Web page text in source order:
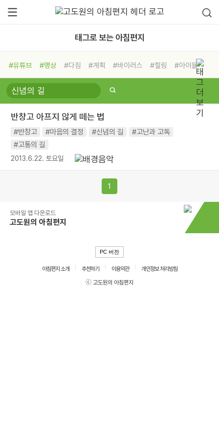
태그로 보는 아침편지
#유튜브 #명상 #다짐 #계획 #바이러스 #힐링
#아이들
#비전캠프
#독서캠프 #삶
#희망
#나눔 #친구 #링컨학교
#독서
#건강 #면역력
반창고 아프지 않게 떼는 법
#반창고 #마음의 결정 #신념의 길
#고난과 고독
#고통의 길
2013.6.22. 토요일
1
모바일 앱 다운로드
고도원의 아침편지
PC 버전
아침편지 소개 추천하기 이용약관
개인정보 처리방침
ⓒ 고도원의 아침편지